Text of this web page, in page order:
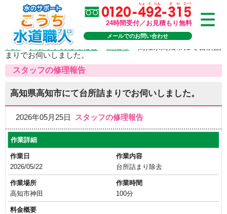
24時間受付／お見積もり無料
メールでのお問い合わせ
TOP>スタッフの修理報告
まりでお伺いしました。
スタッフの修理報告
高知県高知市にて台所詰まりでお伺いしました。
2026年05月25日 スタッフの修理報告
作業詳細
作業日
2026/05/22
作業内容
台所詰まり除去
作業場所
高知市神田
作業時間
100分
料金概要